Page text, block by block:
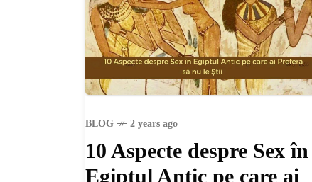
BLOG 2 years ago
10 Aspecte despre Sex în
Egiptul Antic pe care ai